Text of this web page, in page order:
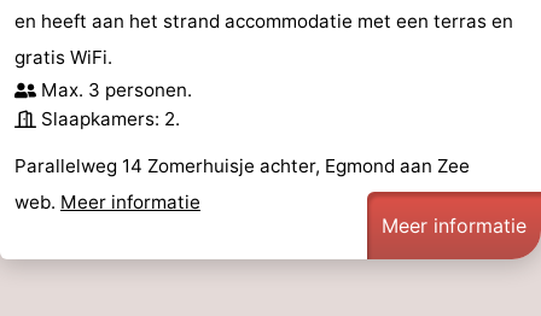
en heeft aan het strand accommodatie met een terras en
gratis WiFi.
Max. 3 personen.
Slaapkamers: 2.
Parallelweg 14 Zomerhuisje achter, Egmond aan Zee
web. Meer informatie
Meer informatie